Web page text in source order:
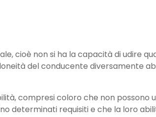
cioè non si ha la capacità di udire
del conducente diversamente
compresi coloro che non possono
determinati requisiti e che la loro